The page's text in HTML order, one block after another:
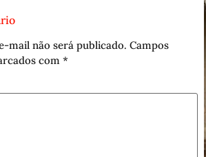
mail não será publicado. Campos
com *